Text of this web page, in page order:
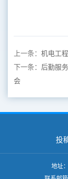
上一条： 机电工
下一条： 后勤服
会
投
地址